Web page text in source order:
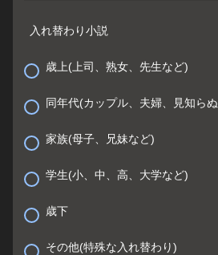
入れ替わり小説
歳上(上司、熟女、先生など)
同年代(カップル、夫婦、見知ら
家族(母子、兄妹など)
学生(小、中、高、大学など)
歳下
その他(特殊な入れ替わり)